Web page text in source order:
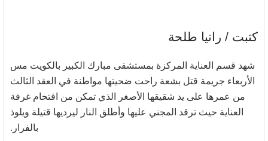
كتبت / رانيا طلحة
شهد قسم العناية المركزة بمستشفى مبارك الكبير بالكويت مس
الأربعاء جريمة قتل بشعة راحت ضحيتها مواطنة في العقد الثالث
من عمرها على يد شقيقها الأصغر الذي تمكن من اقتحام غرفة
العناية حيث ترقد المجني عليها وأطلق النار ليرديها قتيلة ويلوذ
بالفرار.